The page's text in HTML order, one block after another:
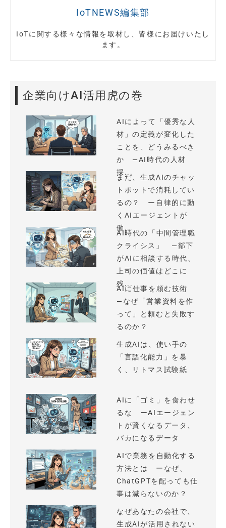
IoTNEWS編集部
IoTに関する様々な情報を取材し、皆様にお届けいたし
ます。
企業向けAI活用虎の巻
AIによって「優秀な人
材」の定義が変化した
ことを、どうみるべき
か —AI時代の人材
採...
まだ、生成AIのチャッ
トボットで消耗してい
るの？ ー自律的に動
くAIエージェントが
働...
AI時代の「中間管理職
クライシス」 —部下
がAIに相談する時代、
上司の価値はどこに
残...
AIに仕事を頼む技術
—なぜ「営業資料を作
って」と頼むと失敗す
るのか？
生成AIは、使い手の
「言語化能力」を暴
く、リトマス試験紙
AIに「ゴミ」を食わせ
るな ーAIエージェン
トが賢くなるデータ、
バカになるデータ
AIで業務を自動化する
方法とは ーなぜ、
ChatGPTを配っても仕
事は減らないのか？
なぜあなたの会社で、
生成AIが活用されない